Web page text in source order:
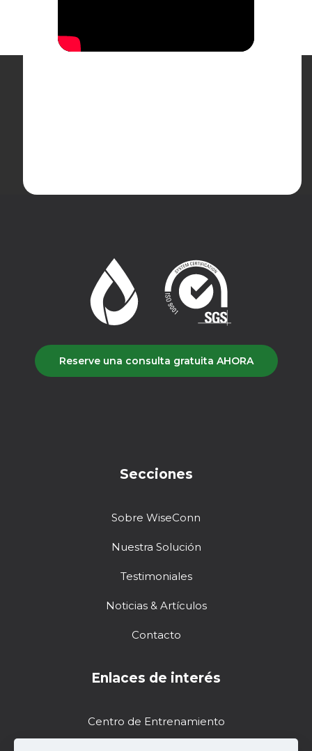
Reserve una consulta gratuita AHORA
Secciones
Sobre WiseConn
Nuestra Solución
Testimoniales
Noticias & Artículos
Contacto
Enlaces de interés
Centro de Entrenamiento